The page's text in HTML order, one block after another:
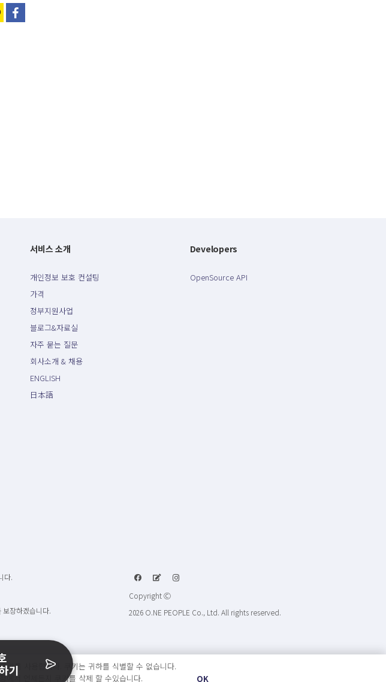
서비스 소개
개인정보 보호 컨설팅
가격
정부지원사업
블로그&자료실
자주 묻는 질문
회사소개 & 채용
ENGLISH
日本語
Developers
OpenSource API
다.
장하겠습니다.
Copyright Ⓒ
2026 O.NE PEOPLE Co., Ltd. All rights reserved.
키를 사용합니다. 쿠키는 귀하를 식별할 수 없습니다.
에서 언제든지 쿠키를 삭제 할 수있습니다.
OK
기